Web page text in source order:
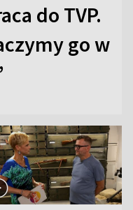
do TVP.
go w